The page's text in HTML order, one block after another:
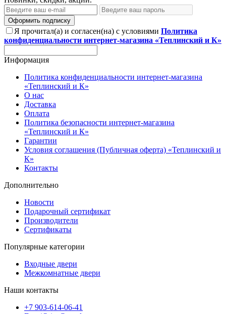
Оформить подписку
Я прочитал(а) и согласен(на) с условиями Политика
конфиденциальности интернет-магазина «Теплинский и К»
Информация
Политика конфиденциальности интернет-магазина
«Теплинский и К»
О нас
Доставка
Оплата
Политика безопасности интернет-магазина
«Теплинский и К»
Гарантии
Условия соглашения (Публичная оферта) «Теплинский и
К»
Контакты
Дополнительно
Новости
Подарочный сертификат
Производители
Сертификаты
Популярные категории
Входные двери
Межкомнатные двери
Наши контакты
+7 903-614-06-41